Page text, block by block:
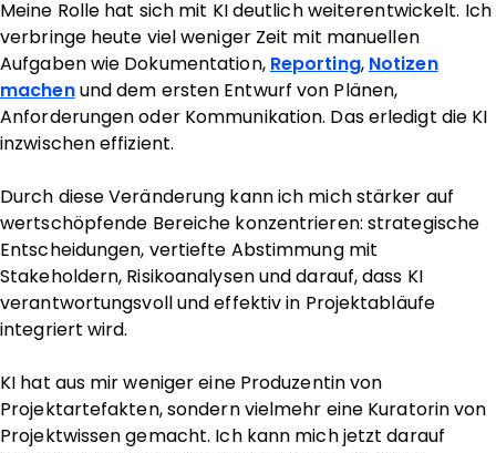
Meine Rolle hat sich mit KI deutlich weiterentwickelt. Ich
verbringe heute viel weniger Zeit mit manuellen
Aufgaben wie Dokumentation, Reporting, Notizen
machenund dem ersten Entwurf von Plänen,
Anforderungen oder Kommunikation. Das erledigt die KI
inzwischen effizient.
Durch diese Veränderung kann ich mich stärker auf
wertschöpfende Bereiche konzentrieren: strategische
Entscheidungen, vertiefte Abstimmung mit
Stakeholdern, Risikoanalysen und darauf, dass KI
verantwortungsvoll und effektiv in Projektabläufe
integriert wird.
KI hat aus mir weniger eine Produzentin von
Projektartefakten, sondern vielmehr eine Kuratorin von
Projektwissen gemacht. Ich kann mich jetzt darauf